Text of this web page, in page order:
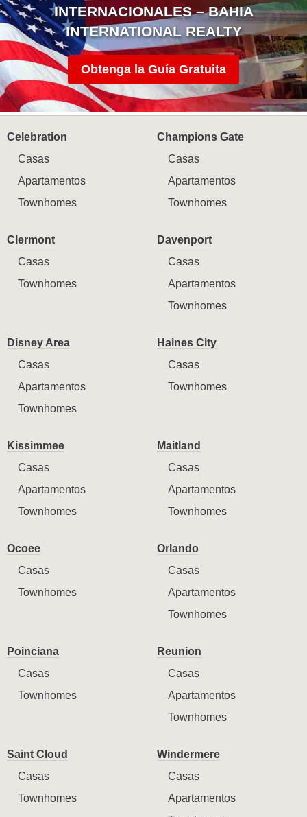
INTERNACIONALES – BAHIA
INTERNATIONAL REALTY
Obtenga la Guía Gratuita
Celebration
Casas
Apartamentos
Townhomes
Champions Gate
Casas
Apartamentos
Townhomes
Clermont
Casas
Townhomes
Davenport
Casas
Apartamentos
Townhomes
Disney Area
Casas
Apartamentos
Townhomes
Haines City
Casas
Townhomes
Kissimmee
Casas
Apartamentos
Townhomes
Maitland
Casas
Apartamentos
Townhomes
Ocoee
Casas
Townhomes
Orlando
Casas
Apartamentos
Townhomes
Poinciana
Casas
Townhomes
Reunion
Casas
Apartamentos
Townhomes
Saint Cloud
Casas
Townhomes
Windermere
Casas
Apartamentos